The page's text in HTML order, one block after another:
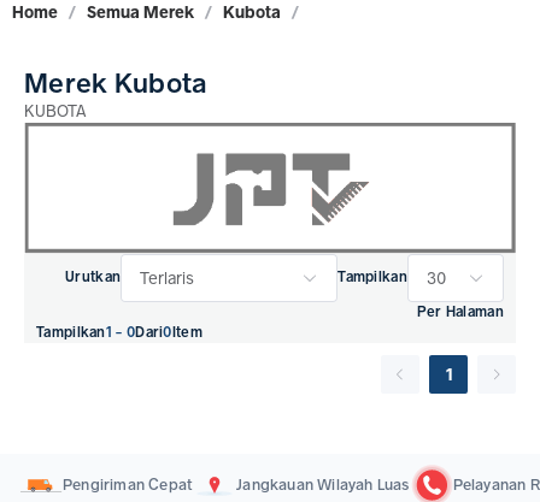
Home / Semua Merek / Kubota /
Merek Kubota
KUBOTA
Urutkan Terlaris Tampilkan 30
Per Halaman
Tampilkan1 - 0Dari0Item
1
Pengiriman Cepat Jangkauan Wilayah Luas Pelayanan